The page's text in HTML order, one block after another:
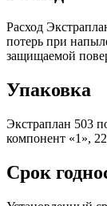
Расход
потерь при
защищаемой
Упаковка
Экстраплан 503
компонент «1»,
Срок